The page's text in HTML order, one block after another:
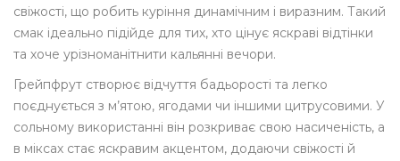
свіжості, що робить куріння динамічним і виразним. Такий
смак ідеально підійде для тих, хто цінує яскраві відтінки
та хоче урізноманітнити кальянні вечори.
Грейпфрут створює відчуття бадьорості та легко
поєднується з м’ятою, ягодами чи іншими цитрусовими. У
сольному використанні він розкриває свою насиченість, а
в міксах стає яскравим акцентом, додаючи свіжості й